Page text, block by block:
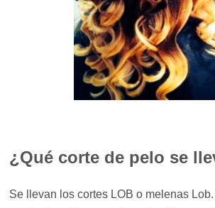
¿Qué corte de pelo se
Se llevan los cortes LOB o melenas